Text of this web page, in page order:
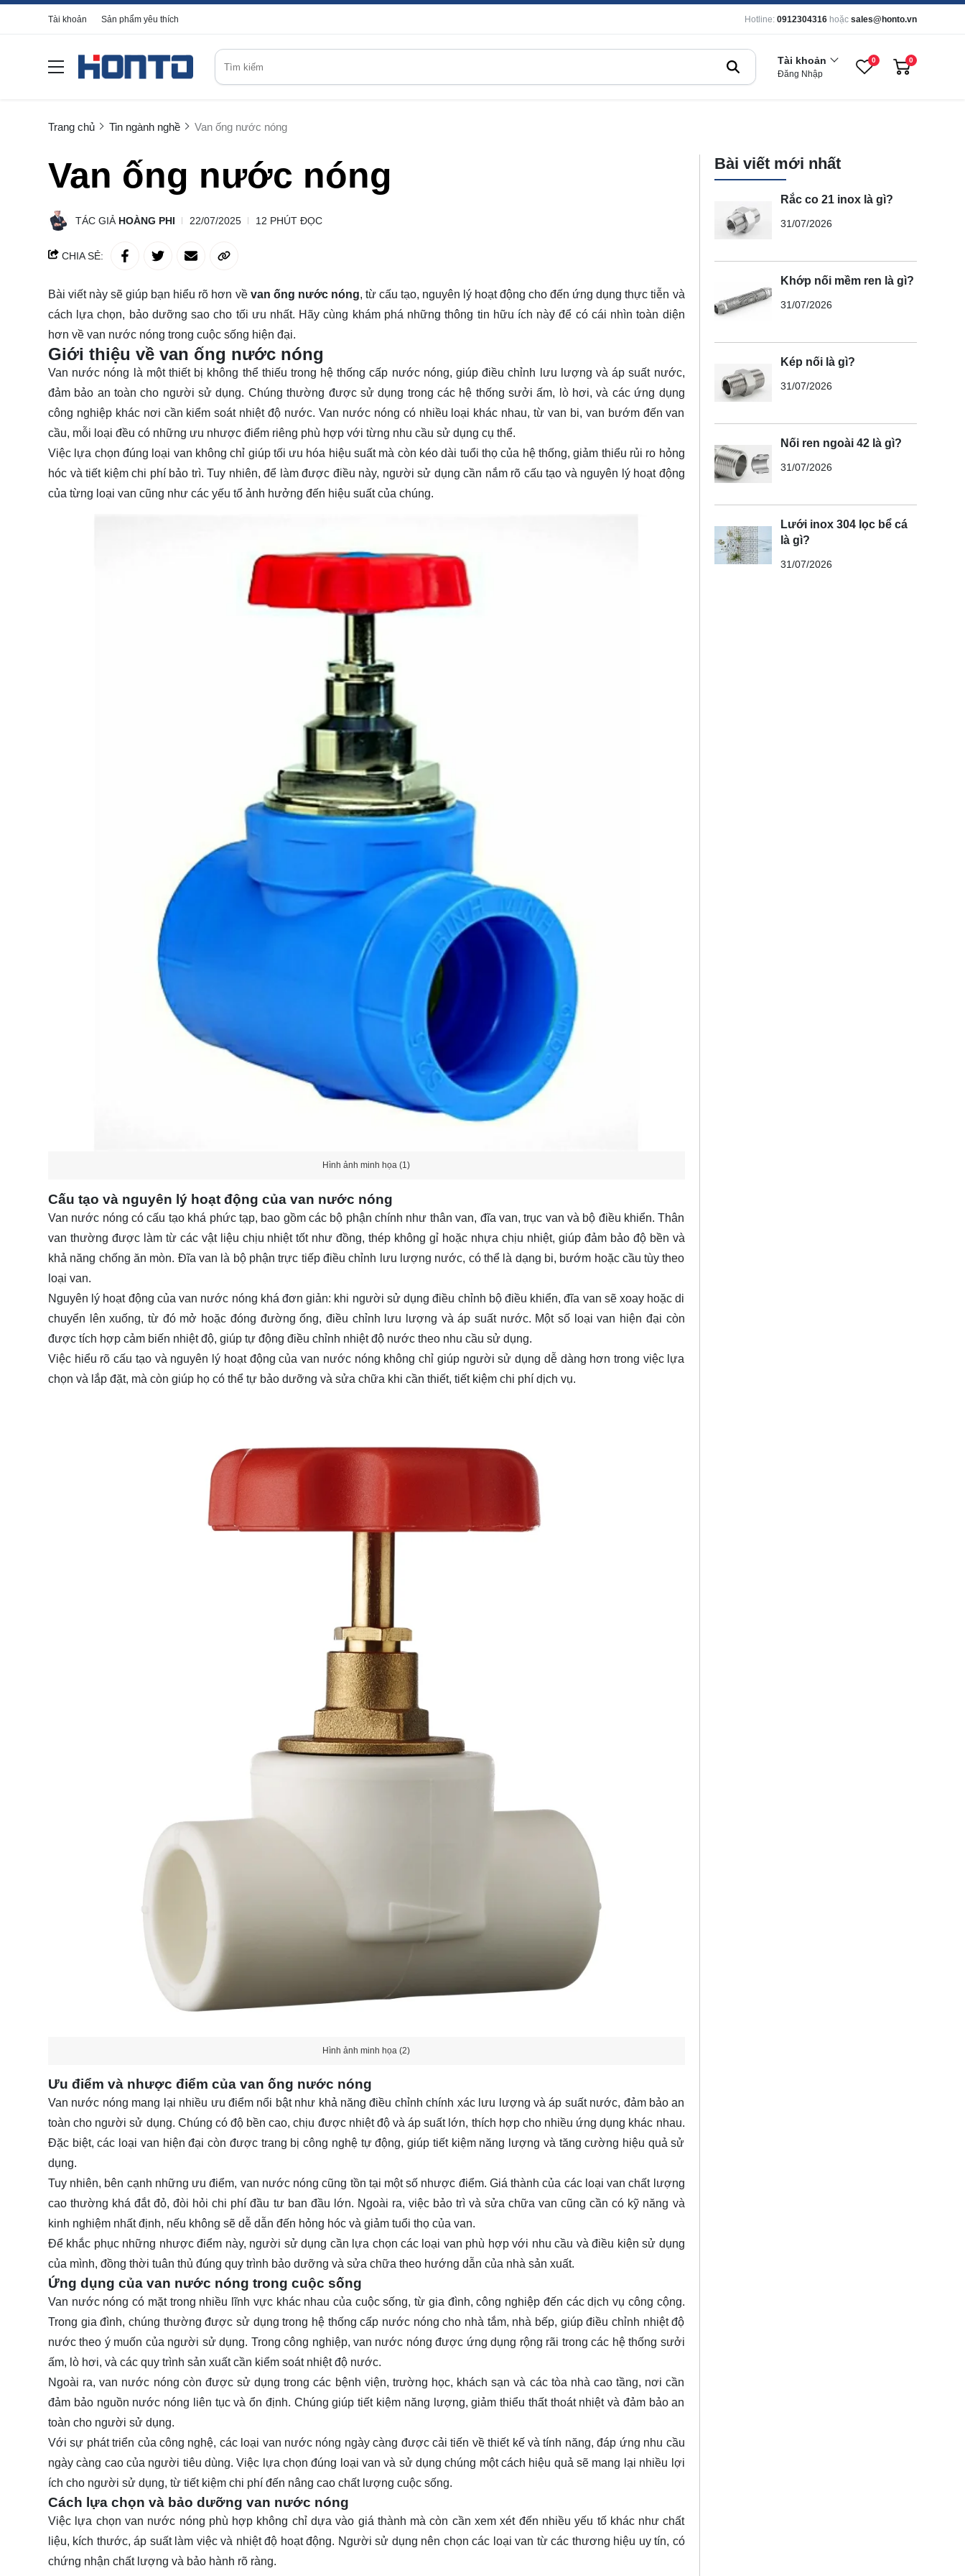
Tài khoản Sản phẩm yêu thích Hotline: 0912304316 hoặc sales@honto.vn
Tài khoản
Đăng Nhập
0 0
Trang chủ Tin ngành nghề Van ống nước nóng
Van ống nước nóng
TÁC GIẢ HOÀNG PHI 22/07/2025 12 PHÚT ĐỌC
CHIA SẺ:
Bài viết này sẽ giúp bạn hiểu rõ hơn về van ống nước nóng, từ cấu tạo, nguyên lý hoạt động cho đến ứng dụng thực tiễn và
cách lựa chọn, bảo dưỡng sao cho tối ưu nhất. Hãy cùng khám phá những thông tin hữu ích này để có cái nhìn toàn diện
hơn về van nước nóng trong cuộc sống hiện đại.
Giới thiệu về van ống nước nóng
Van nước nóng là một thiết bị không thể thiếu trong hệ thống cấp nước nóng, giúp điều chỉnh lưu lượng và áp suất nước,
đảm bảo an toàn cho người sử dụng. Chúng thường được sử dụng trong các hệ thống sưởi ấm, lò hơi, và các ứng dụng
công nghiệp khác nơi cần kiểm soát nhiệt độ nước. Van nước nóng có nhiều loại khác nhau, từ van bi, van bướm đến van
cầu, mỗi loại đều có những ưu nhược điểm riêng phù hợp với từng nhu cầu sử dụng cụ thể.
Việc lựa chọn đúng loại van không chỉ giúp tối ưu hóa hiệu suất mà còn kéo dài tuổi thọ của hệ thống, giảm thiểu rủi ro hỏng
hóc và tiết kiệm chi phí bảo trì. Tuy nhiên, để làm được điều này, người sử dụng cần nắm rõ cấu tạo và nguyên lý hoạt động
của từng loại van cũng như các yếu tố ảnh hưởng đến hiệu suất của chúng.
Hình ảnh minh họa (1)
Cấu tạo và nguyên lý hoạt động của van nước nóng
Van nước nóng có cấu tạo khá phức tạp, bao gồm các bộ phận chính như thân van, đĩa van, trục van và bộ điều khiển. Thân
van thường được làm từ các vật liệu chịu nhiệt tốt như đồng, thép không gỉ hoặc nhựa chịu nhiệt, giúp đảm bảo độ bền và
khả năng chống ăn mòn. Đĩa van là bộ phận trực tiếp điều chỉnh lưu lượng nước, có thể là dạng bi, bướm hoặc cầu tùy theo
loại van.
Nguyên lý hoạt động của van nước nóng khá đơn giản: khi người sử dụng điều chỉnh bộ điều khiển, đĩa van sẽ xoay hoặc di
chuyển lên xuống, từ đó mở hoặc đóng đường ống, điều chỉnh lưu lượng và áp suất nước. Một số loại van hiện đại còn
được tích hợp cảm biến nhiệt độ, giúp tự động điều chỉnh nhiệt độ nước theo nhu cầu sử dụng.
Việc hiểu rõ cấu tạo và nguyên lý hoạt động của van nước nóng không chỉ giúp người sử dụng dễ dàng hơn trong việc lựa
chọn và lắp đặt, mà còn giúp họ có thể tự bảo dưỡng và sửa chữa khi cần thiết, tiết kiệm chi phí dịch vụ.
Hình ảnh minh họa (2)
Ưu điểm và nhược điểm của van ống nước nóng
Van nước nóng mang lại nhiều ưu điểm nổi bật như khả năng điều chỉnh chính xác lưu lượng và áp suất nước, đảm bảo an
toàn cho người sử dụng. Chúng có độ bền cao, chịu được nhiệt độ và áp suất lớn, thích hợp cho nhiều ứng dụng khác nhau.
Đặc biệt, các loại van hiện đại còn được trang bị công nghệ tự động, giúp tiết kiệm năng lượng và tăng cường hiệu quả sử
dụng.
Tuy nhiên, bên cạnh những ưu điểm, van nước nóng cũng tồn tại một số nhược điểm. Giá thành của các loại van chất lượng
cao thường khá đắt đỏ, đòi hỏi chi phí đầu tư ban đầu lớn. Ngoài ra, việc bảo trì và sửa chữa van cũng cần có kỹ năng và
kinh nghiệm nhất định, nếu không sẽ dễ dẫn đến hỏng hóc và giảm tuổi thọ của van.
Để khắc phục những nhược điểm này, người sử dụng cần lựa chọn các loại van phù hợp với nhu cầu và điều kiện sử dụng
của mình, đồng thời tuân thủ đúng quy trình bảo dưỡng và sửa chữa theo hướng dẫn của nhà sản xuất.
Ứng dụng của van nước nóng trong cuộc sống
Van nước nóng có mặt trong nhiều lĩnh vực khác nhau của cuộc sống, từ gia đình, công nghiệp đến các dịch vụ công cộng.
Trong gia đình, chúng thường được sử dụng trong hệ thống cấp nước nóng cho nhà tắm, nhà bếp, giúp điều chỉnh nhiệt độ
nước theo ý muốn của người sử dụng. Trong công nghiệp, van nước nóng được ứng dụng rộng rãi trong các hệ thống sưởi
ấm, lò hơi, và các quy trình sản xuất cần kiểm soát nhiệt độ nước.
Ngoài ra, van nước nóng còn được sử dụng trong các bệnh viện, trường học, khách sạn và các tòa nhà cao tầng, nơi cần
đảm bảo nguồn nước nóng liên tục và ổn định. Chúng giúp tiết kiệm năng lượng, giảm thiểu thất thoát nhiệt và đảm bảo an
toàn cho người sử dụng.
Với sự phát triển của công nghệ, các loại van nước nóng ngày càng được cải tiến về thiết kế và tính năng, đáp ứng nhu cầu
ngày càng cao của người tiêu dùng. Việc lựa chọn đúng loại van và sử dụng chúng một cách hiệu quả sẽ mang lại nhiều lợi
ích cho người sử dụng, từ tiết kiệm chi phí đến nâng cao chất lượng cuộc sống.
Cách lựa chọn và bảo dưỡng van nước nóng
Việc lựa chọn van nước nóng phù hợp không chỉ dựa vào giá thành mà còn cần xem xét đến nhiều yếu tố khác như chất
liệu, kích thước, áp suất làm việc và nhiệt độ hoạt động. Người sử dụng nên chọn các loại van từ các thương hiệu uy tín, có
chứng nhận chất lượng và bảo hành rõ ràng.
Bài viết mới nhất
Rắc co 21 inox là gì?
31/07/2026
Khớp nối mềm ren là gì?
31/07/2026
Kép nối là gì?
31/07/2026
Nối ren ngoài 42 là gì?
31/07/2026
Lưới inox 304 lọc bể cá
là gì?
31/07/2026